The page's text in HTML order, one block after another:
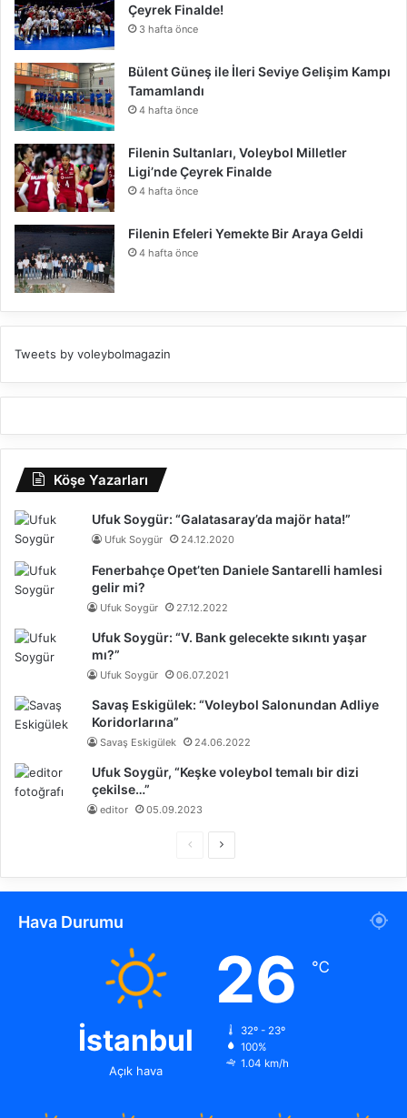
Çeyrek Finalde!
3 hafta önce
Bülent Güneş ile İleri Seviye Gelişim Kampı
Tamamlandı
4 hafta önce
Filenin Sultanları, Voleybol Milletler
Ligi’nde Çeyrek Finalde
4 hafta önce
Filenin Efeleri Yemekte Bir Araya Geldi
4 hafta önce
Tweets by voleybolmagazin
Köşe Yazarları
Ufuk Soygür: “Galatasaray’da majör hata!”
Ufuk Soygür 24.12.2020
Fenerbahçe Opet’ten Daniele Santarelli hamlesi
gelir mi?
Ufuk Soygür 27.12.2022
Ufuk Soygür: “V. Bank gelecekte sıkıntı yaşar
mı?”
Ufuk Soygür 06.07.2021
Savaş Eskigülek: “Voleybol Salonundan Adliye
Koridorlarına”
Savaş Eskigülek 24.06.2022
Ufuk Soygür, “Keşke voleybol temalı bir dizi
çekilse…”
editor 05.09.2023
c
n
k
a
Hava Durumu
İstanbul
Açık hava
26 ℃
32º - 23º
100%
1.04 km/h